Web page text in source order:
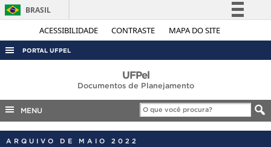
ACESSIBILIDADE CONTRASTE MAPA DO SITE
BRASIL
Simplifique!
Acesso à informação
Legislação
Canais
PORTAL UFPEL
COBALTO
CONCURSOS
UFPel
Documentos de Planejamento
MENU
ARQUIVO DE MAIO 2022